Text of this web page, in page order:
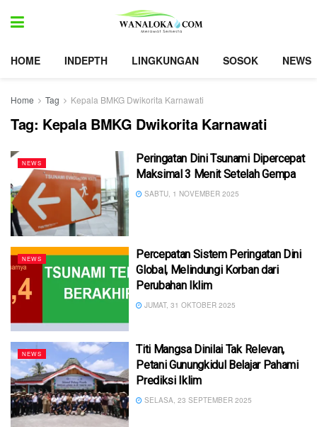
HOME INDEPTH LINGKUNGAN SOSOK NEWS
Home Tag Kepala BMKG Dwikorita Karnawati
Tag: Kepala BMKG Dwikorita Karnawati
NEWS
Peringatan Dini Tsunami Dipercepat
Maksimal 3 Menit Setelah Gempa
SABTU, 1 NOVEMBER 2025
NEWS
Percepatan Sistem Peringatan Dini
Global, Melindungi Korban dari
Perubahan Iklim
JUMAT, 31 OKTOBER 2025
NEWS
Titi Mangsa Dinilai Tak Relevan,
Petani Gunungkidul Belajar Pahami
Prediksi Iklim
SELASA, 23 SEPTEMBER 2025